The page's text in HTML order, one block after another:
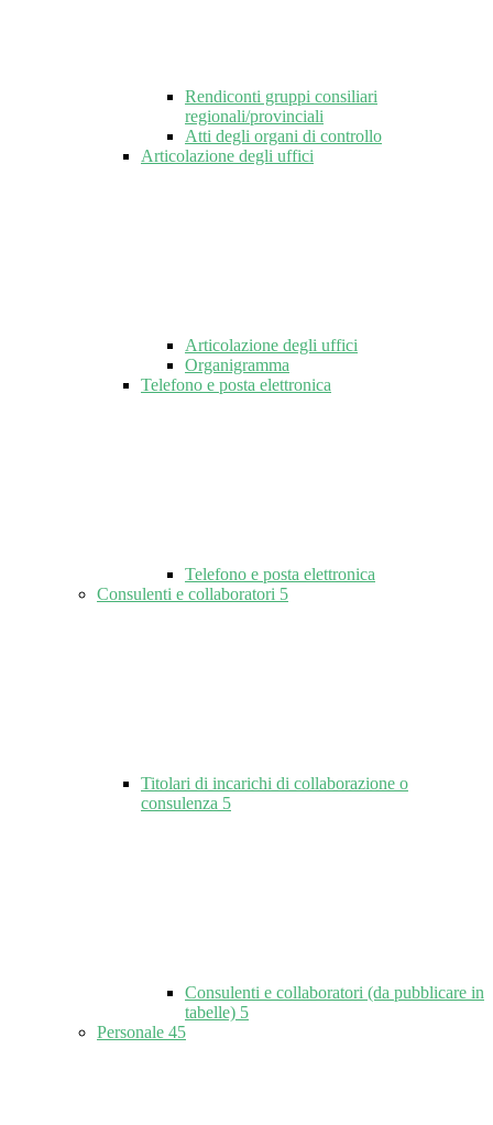
Rendiconti gruppi consiliari
regionali/provinciali
Atti degli organi di controllo
Articolazione degli uffici
Articolazione degli uffici
Organigramma
Telefono e posta elettronica
Telefono e posta elettronica
Consulenti e collaboratori 5
Titolari di incarichi di collaborazione o
consulenza 5
Consulenti e collaboratori (da pubblicare in
tabelle) 5
Personale 45